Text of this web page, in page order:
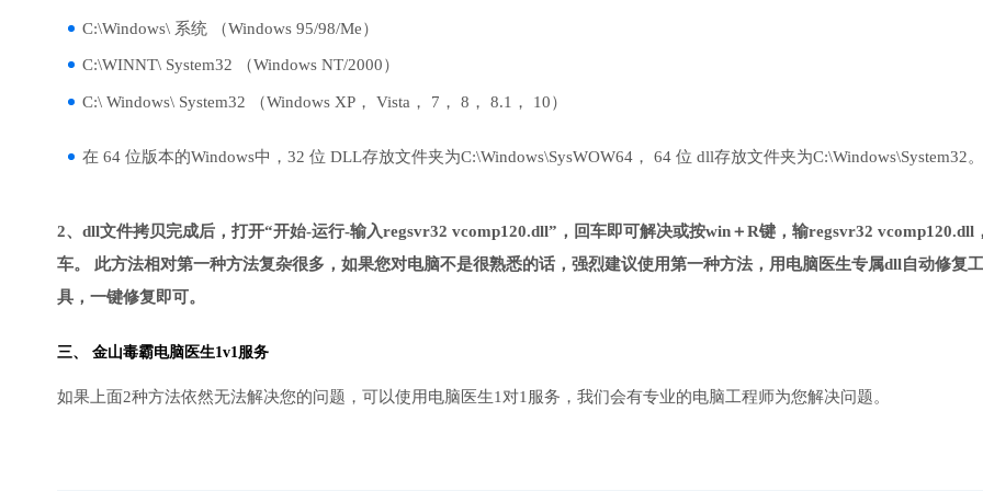
C:\Windows\ 系统 （Windows 95/98/Me）
C:\WINNT\ System32 （Windows NT/2000）
C:\ Windows\ System32 （Windows XP， Vista， 7， 8， 8.1， 10）
在 64 位版本的Windows中，32 位 DLL存放文件夹为C:\Windows\SysWOW64， 64 位 dll存放文件夹为C:\Windows\System32。
2、dll文件拷贝完成后，打开“开始-运行-输入regsvr32 vcomp120.dll”，回车即可解决或按win＋R键，输regsvr32 vcomp120.dll
车。 此方法相对第一种方法复杂很多，如果您对电脑不是很熟悉的话，强烈建议使用第一种方法，用电脑医生专属dll自动修复工
具，一键修复即可。
三、 金山毒霸电脑医生1v1服务
如果上面2种方法依然无法解决您的问题，可以使用电脑医生1对1服务，我们会有专业的电脑工程师为您解决问题。